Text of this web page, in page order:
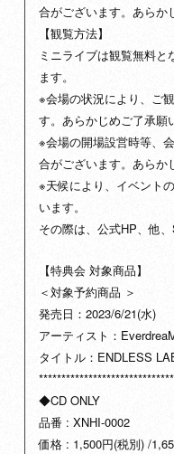
合がございます。あらか
【観覧方法】
ミニライブは観覧無料
ます。
※会場の状況により、ご
す。あらかじめご了承願
※会場の開場設営時等、
合がございます。あらか
※天候により、イベント
います。
その際は、公式HP、他
【特典会 対象商品】
＜対象予約商品 ＞
発売日：2023/6/21(水)
アーティスト：
タイトル：ENDLESS
◆CD ONLY
品番 : XNHI-0002
価格 : 1,500円(税別) /